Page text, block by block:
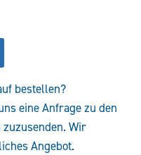
bestellen?
eine Anfrage zu den
Wir
Angebot.